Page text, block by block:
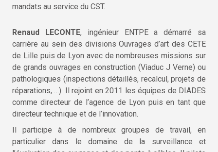
mandats au service du CST.
Renaud LECONTE, ingénieur ENTPE a démarré sa
carrière au sein des divisions Ouvrages d’art des CETE
de Lille puis de Lyon avec de nombreuses missions sur
de grands ouvrages en construction (Viaduc J Verne) ou
pathologiques (inspections détaillés, recalcul, projets de
réparations, …). Il rejoint en 2011 les équipes de DIADES
comme directeur de l’agence de Lyon puis en tant que
directeur technique et de l’innovation.
Il participe à de nombreux groupes de travail, en
particulier dans le domaine de la surveillance et